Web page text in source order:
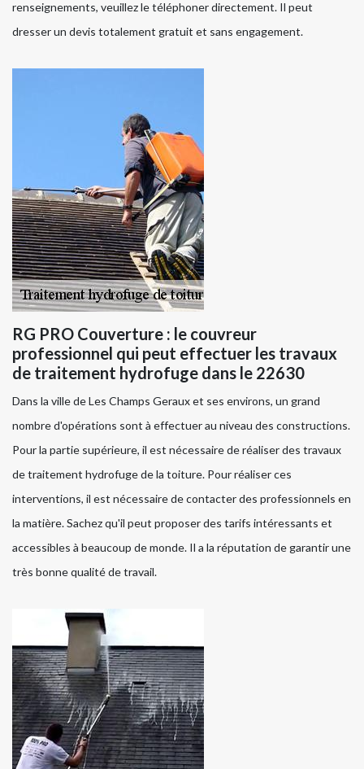
renseignements, veuillez le téléphoner directement. Il peut
dresser un devis totalement gratuit et sans engagement.
RG PRO Couverture : le couvreur
professionnel qui peut effectuer les travaux
de traitement hydrofuge dans le 22630
Dans la ville de Les Champs Geraux et ses environs, un grand
nombre d'opérations sont à effectuer au niveau des constructions.
Pour la partie supérieure, il est nécessaire de réaliser des travaux
de traitement hydrofuge de la toiture. Pour réaliser ces
interventions, il est nécessaire de contacter des professionnels en
la matière. Sachez qu'il peut proposer des tarifs intéressants et
accessibles à beaucoup de monde. Il a la réputation de garantir une
très bonne qualité de travail.